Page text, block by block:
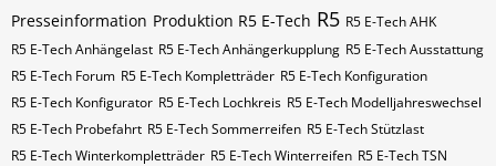
Presseinformation Produktion R5 E-Tech R5 R5 E-Tech AHK
R5 E-Tech Anhängelast R5 E-Tech Anhängerkupplung R5 E-Tech Ausstattung
R5 E-Tech Forum R5 E-Tech Kompletträder R5 E-Tech Konfiguration
R5 E-Tech Konfigurator R5 E-Tech Lochkreis R5 E-Tech Modelljahreswechsel
R5 E-Tech Probefahrt R5 E-Tech Sommerreifen R5 E-Tech Stützlast
R5 E-Tech Winterkompletträder R5 E-Tech Winterreifen R5 E-Tech​​​​ TSN